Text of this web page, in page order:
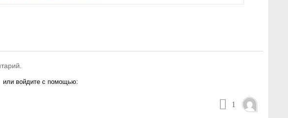
или войдите с помощью:
1